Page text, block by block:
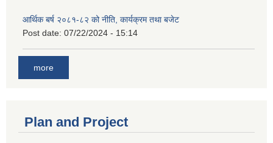
आर्थिक बर्ष २०८१-८२ को नीति, कार्यक्रम तथा बजेट
Post date: 07/22/2024 - 15:14
more
Plan and Project